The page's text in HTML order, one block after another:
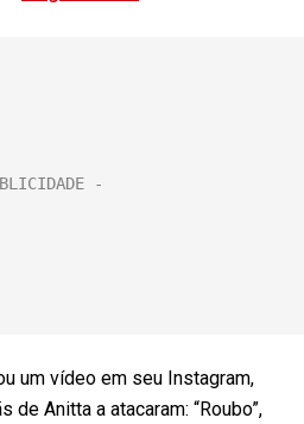
um vídeo em seu Instagram,
de Anitta a atacaram: “Roubo”,